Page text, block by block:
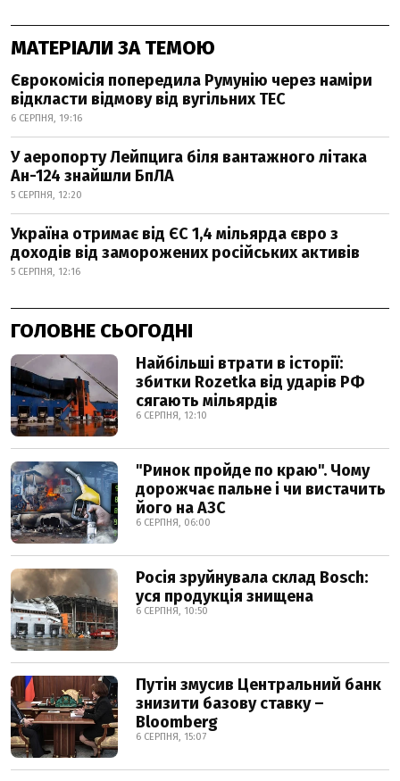
МАТЕРІАЛИ ЗА ТЕМОЮ
Єврокомісія попередила Румунію через наміри
відкласти відмову від вугільних ТЕС
6 СЕРПНЯ, 19:16
У аеропорту Лейпцига біля вантажного літака
Ан-124 знайшли БпЛА
5 СЕРПНЯ, 12:20
Україна отримає від ЄС 1,4 мільярда євро з
доходів від заморожених російських активів
5 СЕРПНЯ, 12:16
ГОЛОВНЕ СЬОГОДНІ
Найбільші втрати в історії:
збитки Rozetka від ударів РФ
сягають мільярдів
6 СЕРПНЯ, 12:10
"Ринок пройде по краю". Чому
дорожчає пальне і чи вистачить
його на АЗС
6 СЕРПНЯ, 06:00
Росія зруйнувала склад Bosch:
уся продукція знищена
6 СЕРПНЯ, 10:50
Путін змусив Центральний банк
знизити базову ставку –
Bloomberg
6 СЕРПНЯ, 15:07